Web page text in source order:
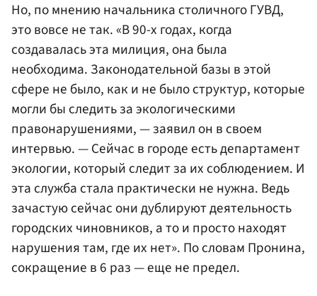
Но, по мнению начальника столичного ГУВД,
это вовсе не так. «В 90-х годах, когда
создавалась эта милиция, она была
необходима. Законодательной базы в этой
сфере не было, как и не было структур, которые
могли бы следить за экологическими
правонарушениями, — заявил он в своем
интервью. — Сейчас в городе есть департамент
экологии, который следит за их соблюдением. И
эта служба стала практически не нужна. Ведь
зачастую сейчас они дублируют деятельность
городских чиновников, а то и просто находят
нарушения там, где их нет». По словам Пронина,
сокращение в 6 раз — еще не предел.